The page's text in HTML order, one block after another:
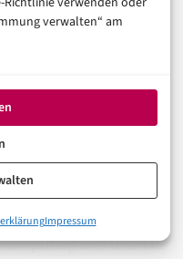
verwalten“ am
Impressum
der in zwei Jahren
zu massiv, die
die Fortschritte zu
nicht zu spät – eine
Ihre Branche
– und was nicht